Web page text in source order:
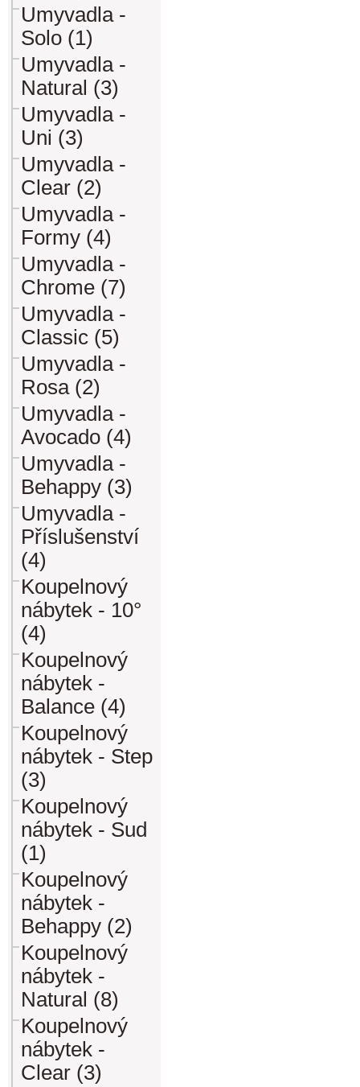
Umyvadla -
Solo (1)
Umyvadla -
Natural (3)
Umyvadla -
Uni (3)
Umyvadla -
Clear (2)
Umyvadla -
Formy (4)
Umyvadla -
Chrome (7)
Umyvadla -
Classic (5)
Umyvadla -
Rosa (2)
Umyvadla -
Avocado (4)
Umyvadla -
Behappy (3)
Umyvadla -
Příslušenství
(4)
Koupelnový
nábytek - 10°
(4)
Koupelnový
nábytek -
Balance (4)
Koupelnový
nábytek - Step
(3)
Koupelnový
nábytek - Sud
(1)
Koupelnový
nábytek -
Behappy (2)
Koupelnový
nábytek -
Natural (8)
Koupelnový
nábytek -
Clear (3)